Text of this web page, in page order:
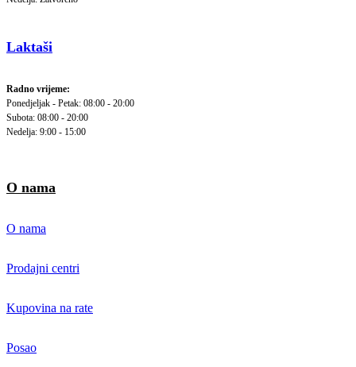
Laktaši
Radno vrijeme:
Ponedjeljak - Petak: 08:00 - 20:00
Subota: 08:00 - 20:00
Nedelja: 9:00 - 15:00
O nama
O nama
Prodajni centri
Kupovina na rate
Posao